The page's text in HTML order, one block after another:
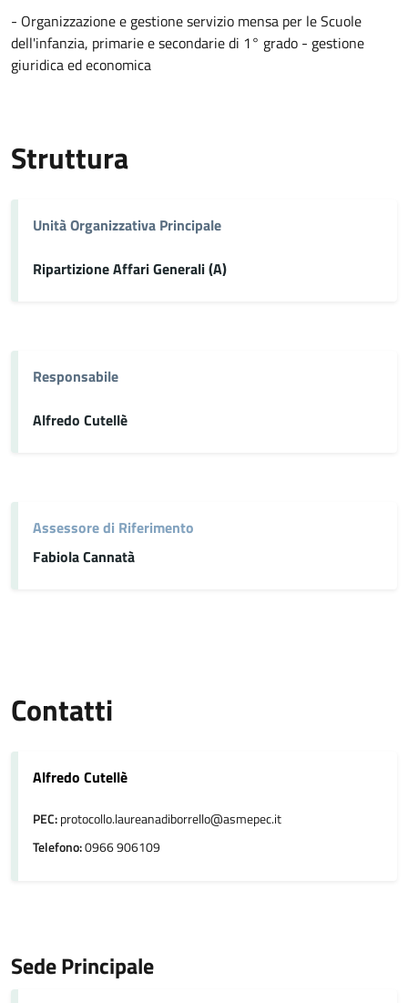
- Organizzazione e gestione servizio mensa per le Scuole
dell'infanzia, primarie e secondarie di 1° grado - gestione
giuridica ed economica
Struttura
Unità Organizzativa Principale
Ripartizione Affari Generali (A)
Responsabile
Alfredo Cutellè
Assessore di Riferimento
Fabiola Cannatà
Contatti
Alfredo Cutellè
PEC:protocollo.laureanadiborrello@asmepec.it
Telefono:0966 906109
Sede Principale